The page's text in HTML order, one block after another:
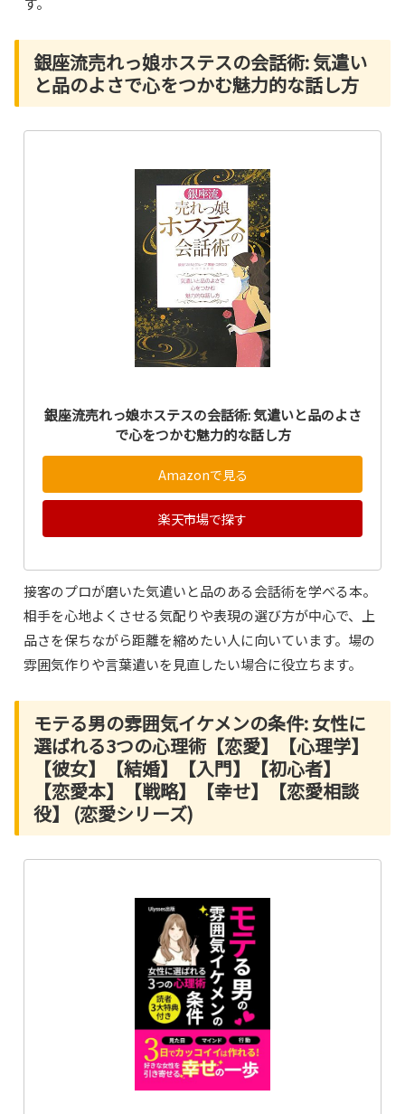
銀座流売れっ娘ホステスの会話術: 気遣い
と品のよさで心をつかむ魅力的な話し方
銀座流売れっ娘ホステスの会話術: 気遣いと品のよさ
で心をつかむ魅力的な話し方
Amazonで見る
楽天市場で探す
接客のプロが磨いた気遣いと品のある会話術を学べる本。
相手を心地よくさせる気配りや表現の選び方が中心で、上
品さを保ちながら距離を縮めたい人に向いています。場の
雰囲気作りや言葉遣いを見直したい場合に役立ちます。
モテる男の雰囲気イケメンの条件: 女性に
選ばれる3つの心理術【恋愛】【心理学】
【彼女】【結婚】【入門】【初心者】
【恋愛本】【戦略】【幸せ】【恋愛相談
役】 (恋愛シリーズ)